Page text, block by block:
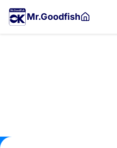
Liigu
põhisisuMr.Goodfish